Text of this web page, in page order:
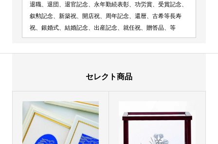
退職、退団、退官記念、永年勤続表彰、功労賞、受賞記念、
叙勲記念、新築祝、開店祝、周年記念、還暦、古希等長寿
祝、銀婚式、結婚記念、出産記念、就任祝、贈答品、等
セレクト商品